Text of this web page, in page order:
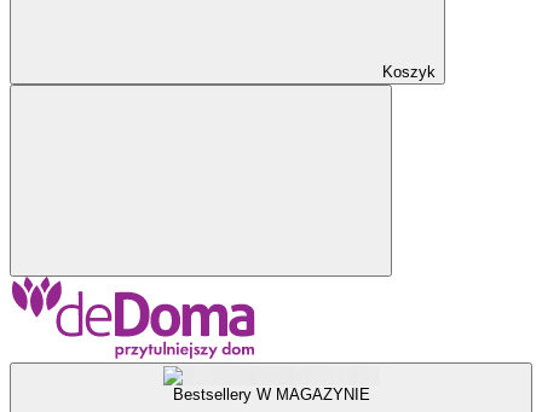
Koszyk
Bestsellery W MAGAZYNIE